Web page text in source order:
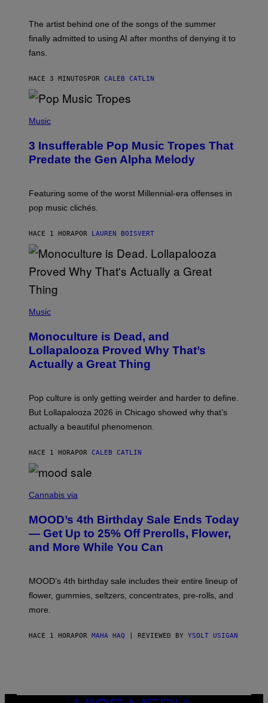
M
O
E
E
L
D
R
/
E
T
T
A
G
E
)
The artist behind one of the songs of the summer
finally admitted to using AI after months of denying it to
fans.
HACE 3 MINUTOS POR CALEB CATLIN
P
T
O
B
A
C
O
U
S
E
R
E
F
R
N
Music
3 Insufferable Pop Music Tropes That
Predate the Gen Alpha Melody
Featuring some of the worst Millennial-era offenses in
pop music clichés.
HACE 1 HORAPOR LAUREN BOISVERT
P
T
O
V
I
M
O
I
)
Music
Monoculture is Dead, and
Lollapalooza Proved Why That’s
Actually a Great Thing
Pop culture is only getting weirder and harder to define.
But Lollapalooza 2026 in Chicago showed why that’s
actually a beautiful phenomenon.
HACE 1 HORAPOR CALEB CATLIN
O
T
Y
O
O
Cannabis via
MOOD’s 4th Birthday Sale Ends Today
— Get Up to 25% Off Prerolls, Flower,
and More While You Can
MOOD’s 4th birthday sale includes their entire lineup of
flower, gummies, seltzers, concentrates, pre-rolls, and
more.
HACE 1 HORAPOR MAHA HAQ | REVIEWED BY YSOLT USIGAN